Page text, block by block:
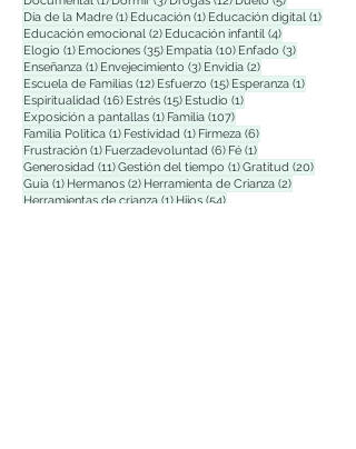
Día de la Madre (1)1 entrada
Educación (1)1 entrada
Educación digital (1)1
Educación emocional (2)2 entradas
Educación infantil (4)4 entradas
Elogio (1)1 entrada
Emociones (35)35 entradas
Empatía (10)10 entradas
Enfado (3)3 entradas
Enseñanza (1)1 entrada
Envejecimiento (3)3 entradas
Envidia (2)2 entradas
Escuela de Familias (12)12 entradas
Esfuerzo (15)15 entradas
Esperanza (1)1 entrada
Espiritualidad (16)16 entradas
Estrés (15)15 entradas
Estudio (1)1 entrada
Exposición a pantallas (1)1 entrada
Familia (107)107 entradas
Familia Polìtica (1)1 entrada
Festividad (1)1 entrada
Firmeza (6)6 entradas
Frustración (1)1 entrada
Fuerzadevoluntad (6)6 entradas
Fé (1)1 entrada
Generosidad (11)11 entradas
Gestión del tiempo (1)1 entrada
Gratitud (20)20
Guía (1)1 entrada
Hermanos (2)2 entradas
Herramienta de Crianza (2)2 entradas
Herramientas de crianza (1)1 entrada
Hijos (54)54 entradas